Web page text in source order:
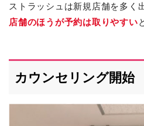
ストラッシュは新規店舗を多く
店舗のほうが予約は取りやすい
カウンセリング開始